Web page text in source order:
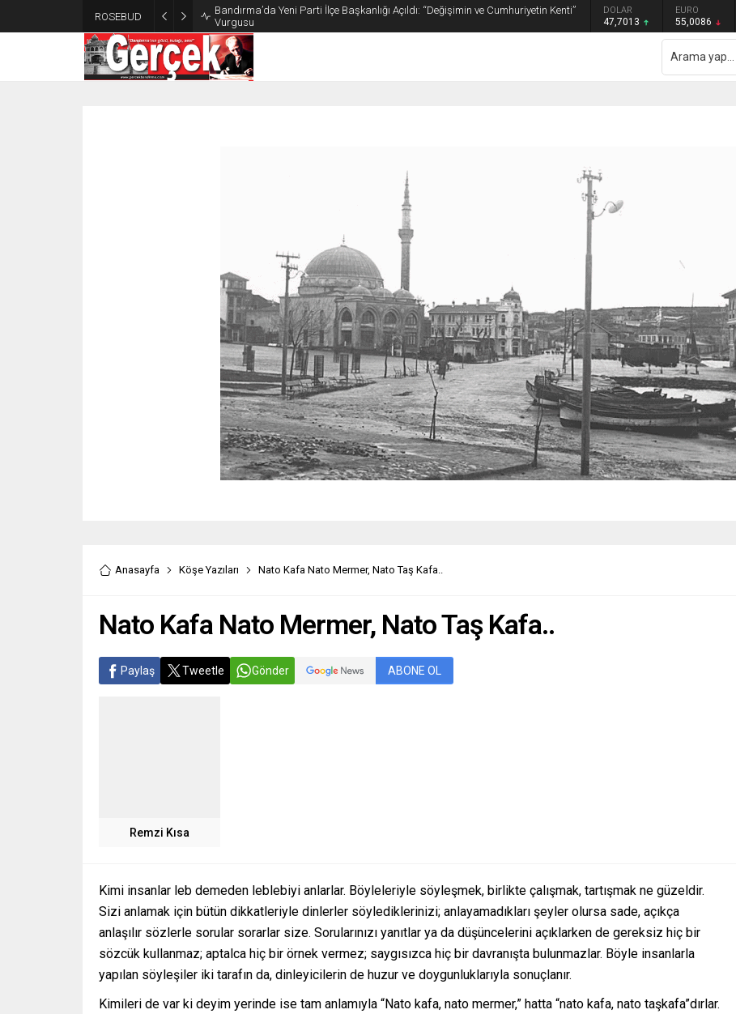
ROSEBUD
Bandırma’da Yeni Parti İlçe Başkanlığı Açıldı: “Değişimin ve Cumhuriyetin Kenti”
Vurgusu
GRAM ALTIN DOLAR
47,7013
EURO
55,0086
Anasayfa Köşe Yazıları Nato Kafa Nato Mermer, Nato Taş Kafa..
Nato Kafa Nato Mermer, Nato Taş Kafa..
Paylaş Tweetle Gönder ABONE OL
Remzi Kısa
Kimi insanlar leb demeden leblebiyi anlarlar. Böyleleriyle söyleşmek, birlikte çalışmak, tartışmak ne güzeldir.
Sizi anlamak için bütün dikkatleriyle dinlerler söylediklerinizi; anlayamadıkları şeyler olursa sade, açıkça
anlaşılır sözlerle sorular sorarlar size. Sorularınızı yanıtlar ya da düşüncelerini açıklarken de gereksiz hiç bir
sözcük kullanmaz; aptalca hiç bir örnek vermez; saygısızca hiç bir davranışta bulunmazlar. Böyle insanlarla
yapılan söyleşiler iki tarafın da, dinleyicilerin de huzur ve doygunluklarıyla sonuçlanır.
Kimileri de var ki deyim yerinde ise tam anlamıyla “Nato kafa, nato mermer,” hatta “nato kafa, nato taşkafa”dırlar.